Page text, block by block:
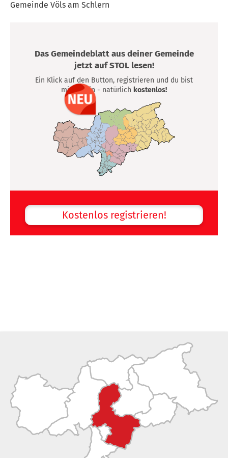
Gemeinde Völs am Schlern
Das Gemeindeblatt aus deiner Gemeinde
jetzt auf STOL lesen!
Ein Klick auf den Button, registrieren und du bist
mittendrin - natürlich kostenlos!
Kostenlos registrieren!